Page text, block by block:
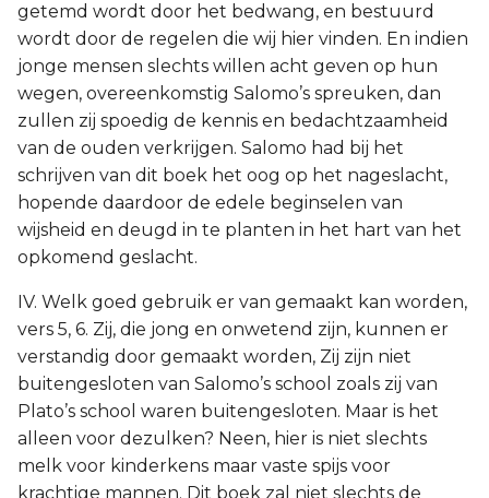
getemd wordt door het bedwang, en bestuurd
wordt door de regelen die wij hier vinden. En indien
jonge mensen slechts willen acht geven op hun
wegen, overeenkomstig Salomo’s spreuken, dan
zullen zij spoedig de kennis en bedachtzaamheid
van de ouden verkrijgen. Salomo had bij het
schrijven van dit boek het oog op het nageslacht,
hopende daardoor de edele beginselen van
wijsheid en deugd in te planten in het hart van het
opkomend geslacht.
IV. Welk goed gebruik er van gemaakt kan worden,
vers 5, 6. Zij, die jong en onwetend zijn, kunnen er
verstandig door gemaakt worden, Zij zijn niet
buitengesloten van Salomo’s school zoals zij van
Plato’s school waren buitengesloten. Maar is het
alleen voor dezulken? Neen, hier is niet slechts
melk voor kinderkens maar vaste spijs voor
krachtige mannen. Dit boek zal niet slechts de